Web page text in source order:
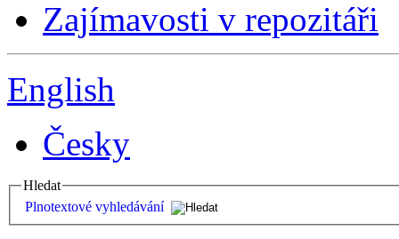
Zajímavosti v repozitáři
English
Česky
Hledat
Plnotextové vyhledávání